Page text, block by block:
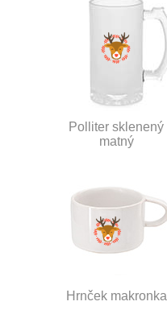
Polliter sklenený
matný
Hrnček makronka